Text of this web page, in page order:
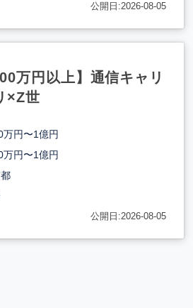
公開日:2026-08-05
万円以上】通信キャリ
×Z世
万円〜1億円
万円〜1億円
公開日:2026-08-05